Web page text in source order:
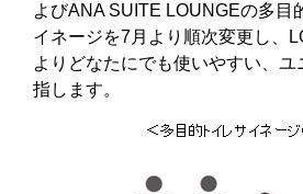
よびANA SUITE LOUNGEの多目
イネージを7月より順次変更し、
よりどなたにでも使いやすい、ユ
指します。